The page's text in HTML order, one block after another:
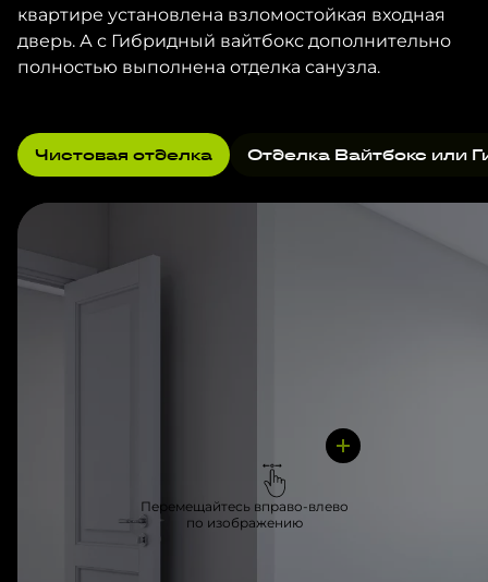
квартире установлена взломостойкая входная
дверь. А с Гибридный вайтбокс дополнительно
полностью выполнена отделка санузла.
Чистовая отделка Отделка Вайтбокс или
Перемещайтесь вправо-влево
по изображению